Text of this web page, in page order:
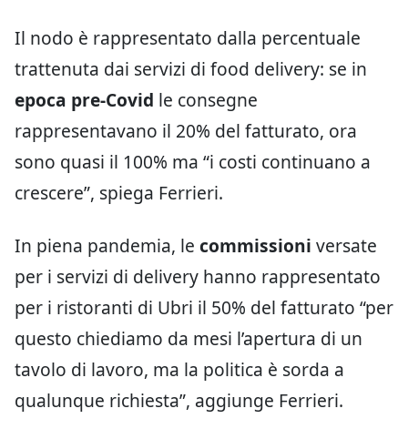
Il nodo è rappresentato dalla percentuale
trattenuta dai servizi di food delivery: se in
epoca pre-Covid le consegne
rappresentavano il 20% del fatturato, ora
sono quasi il 100% ma “i costi continuano a
crescere”, spiega Ferrieri.
In piena pandemia, le commissioni versate
per i servizi di delivery hanno rappresentato
per i ristoranti di Ubri il 50% del fatturato “per
questo chiediamo da mesi l’apertura di un
tavolo di lavoro, ma la politica è sorda a
qualunque richiesta”, aggiunge Ferrieri.